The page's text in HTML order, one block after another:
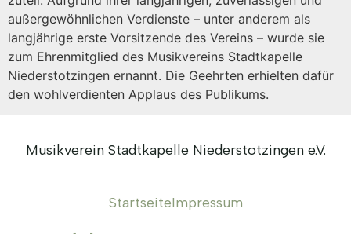
außergewöhnlichen Verdienste – unter anderem als
langjährige erste Vorsitzende des Vereins – wurde sie
zum Ehrenmitglied des Musikvereins Stadtkapelle
Niederstotzingen ernannt. Die Geehrten erhielten dafür
den wohlverdienten Applaus des Publikums.
Musikverein Stadtkapelle Niederstotzingen e.V.
StartseiteImpressum